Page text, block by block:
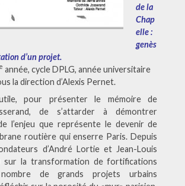
de la
Chap
elle :
genès
d’un projet.
année, cycle DPLG, année universitaire
la direction d’Alexis Pernet.
pour présenter le mémoire de
de s’attarder à démontrer
l’enjeu que représente le devenir de
routière qui enserre Paris. Depuis
d’André Lortie et Jean-Louis
sur la transformation de fortifications
nombre de grands projets urbains